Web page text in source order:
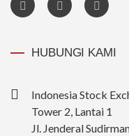
HUBUNGI KAMI
Indonesia Stock
Tower 2, Lantai 1
Jl. Jenderal